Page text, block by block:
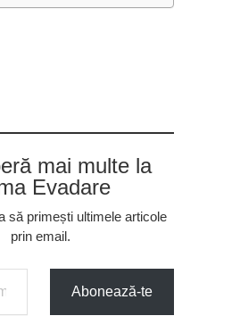
mai multe la
Evadare
să primești ultimele articole
prin email.
Abonează-te